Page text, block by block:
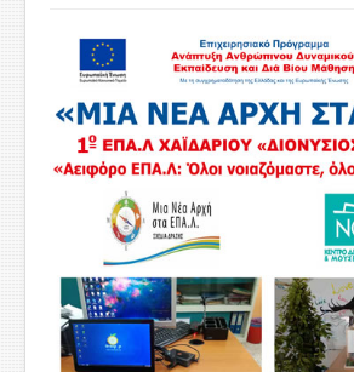
ΕΠΙΚΟΙΝΩΝΙΑ
ΠΕΡΙΟΧΗ ΜΕΛΩΝ